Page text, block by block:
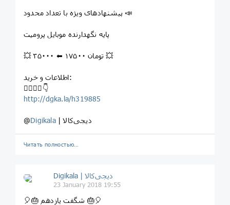
⁣پیشنهادهای ویژه با تعداد محدود 📣
⁣پايه نگهدارنده موبايل پروميت
💥 ۳۵۰۰۰ ⬅ ۱۷۵۰۰ تومان 💥
اطلاعات و خرید:
⁣👇🏻👇🏼👇
http://dgka.la/h319885
@Digikala | دیجی‌کالا
Читать полностью…
Digikala | دیجی‌کالا
23 January 2018 19:55
⁣🎈⁣🎂 شگفت یازدهم ⁣🎂🎈